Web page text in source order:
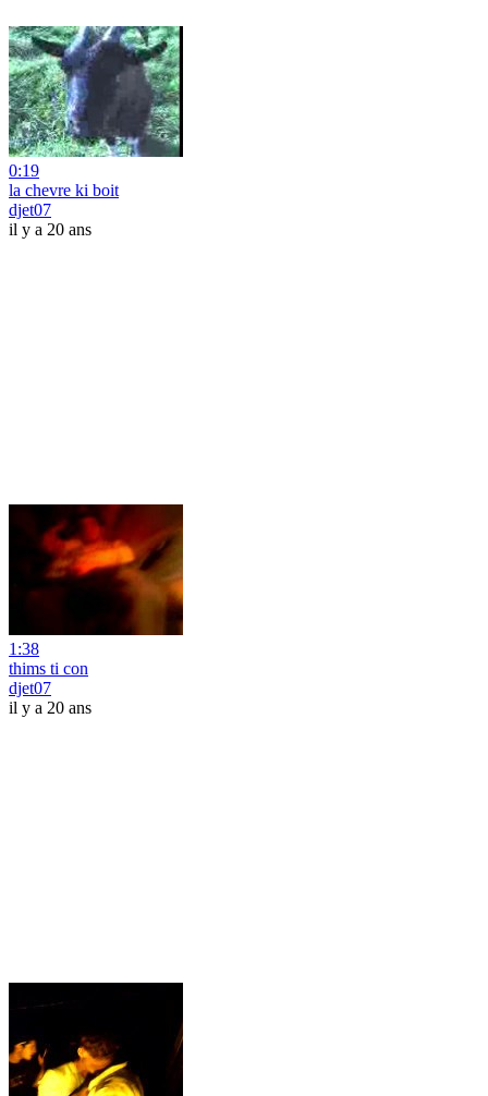
0:19
la chevre ki boit
djet07
il y a 20 ans
1:38
thims ti con
djet07
il y a 20 ans